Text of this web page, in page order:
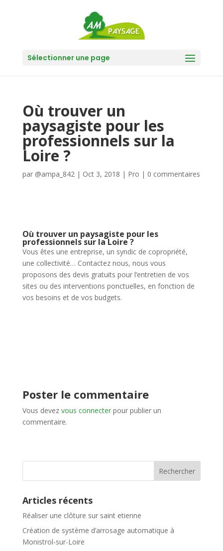
Sélectionner une page
Où trouver un
paysagiste pour les
professionnels sur la
Loire ?
par @ampa_842| Oct 3, 2018 | Pro | 0 commentaires
Où trouver un paysagiste pour les
professionnels sur la Loire ?
Vous êtes une entreprise, un syndic de copropriété,
une collectivité… Contactez nous, nous vous
proposons des devis gratuits pour l’entretien de vos
sites ou des interventions ponctuelles, en fonction de
vos besoins et de vos budgets.
Poster le commentaire
Vous devez vous connecterpour publier un
commentaire.
Articles récents
Réaliser une clôture sur saint etienne
Création de système d’arrosage automatique à
Monistrol-sur-Loire